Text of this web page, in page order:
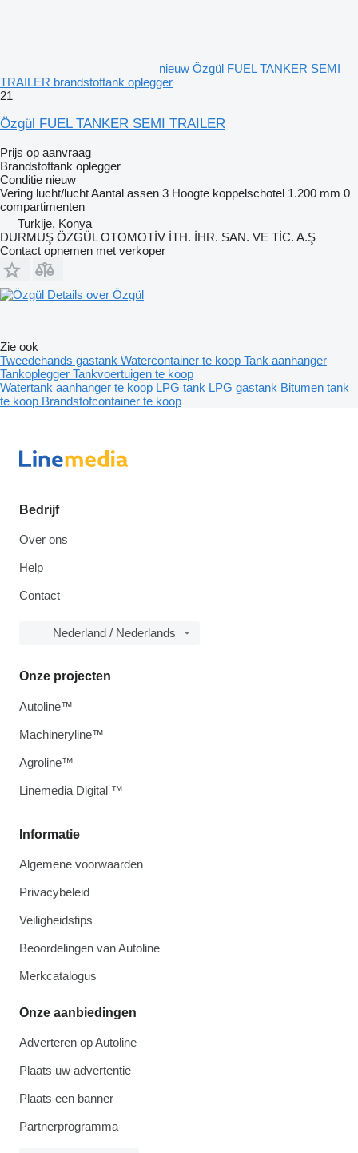
nieuw Özgül FUEL TANKER SEMI
TRAILER brandstoftank oplegger
21
Özgül FUEL TANKER SEMI TRAILER
Prijs op aanvraag
Brandstoftank oplegger
Conditie nieuw
Vering lucht/luchtAantal assen 3 Hoogte koppelschotel 1.200 mm 0
compartimenten
Turkije, Konya
DURMUŞ ÖZGÜL OTOMOTİV İTH. İHR. SAN. VE TİC. A.Ş
Contact opnemen met verkoper
Details over Özgül
Zie ook
Tweedehands gastank Watercontainer te koop Tank aanhanger
Tankoplegger Tankvoertuigen te koop
Watertank aanhanger te koop LPG tank LPG gastank Bitumen tank
te koop Brandstofcontainer te koop
Bedrijf
Over ons
Help
Contact
Nederland / Nederlands
Informatie
Algemene voorwaarden
Privacybeleid
Veiligheidstips
Beoordelingen van Autoline
Merkcatalogus
Onze aanbiedingen
Adverteren op Autoline
Plaats uw advertentie
Plaats een banner
Partnerprogramma
Onze projecten
Autoline™
Machineryline™
Agroline™
Linemedia Digital ™